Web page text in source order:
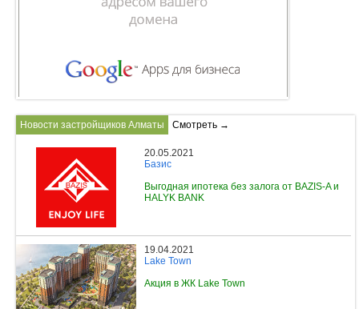
Новости застройщиков Алматы Смотреть →
20.05.2021
Базис
Выгодная ипотека без залога от BAZIS-A и
HALYK BANK
19.04.2021
Lake Town
Акция в ЖК Lake Town